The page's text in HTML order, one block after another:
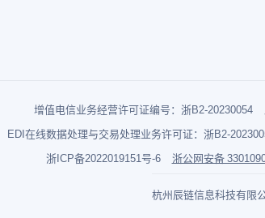
增值电信业务经营许可证编号：浙B2-20230054
EDI在线数据处理与交易处理业务许可证：浙B2-
浙ICP备2022019151号-6
浙公网安备
杭州辰链信息科技有限